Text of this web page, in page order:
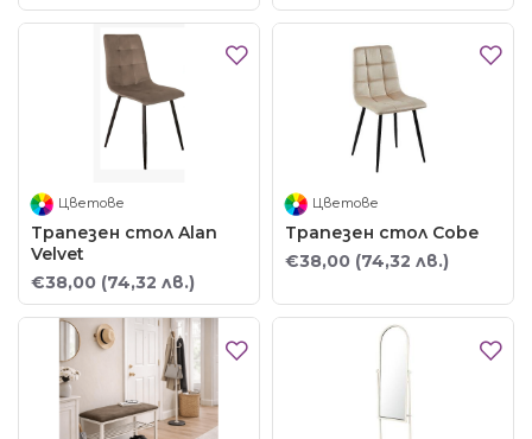
Цветове
Трапезен стол Alan
Velvet
€38,00 (74,32 лв.)
Цветове
Трапезен стол Cobe
€38,00 (74,32 лв.)